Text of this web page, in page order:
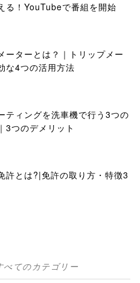
る！YouTubeで番組を開始
ーターとは？｜トリップメー
な4つの活用方法
ティングを洗車機で行う3つの
3つのデメリット
許とは?|免許の取り方・特徴3
べてのカテゴリー